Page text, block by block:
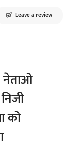
Leave a review
नेताओ
को